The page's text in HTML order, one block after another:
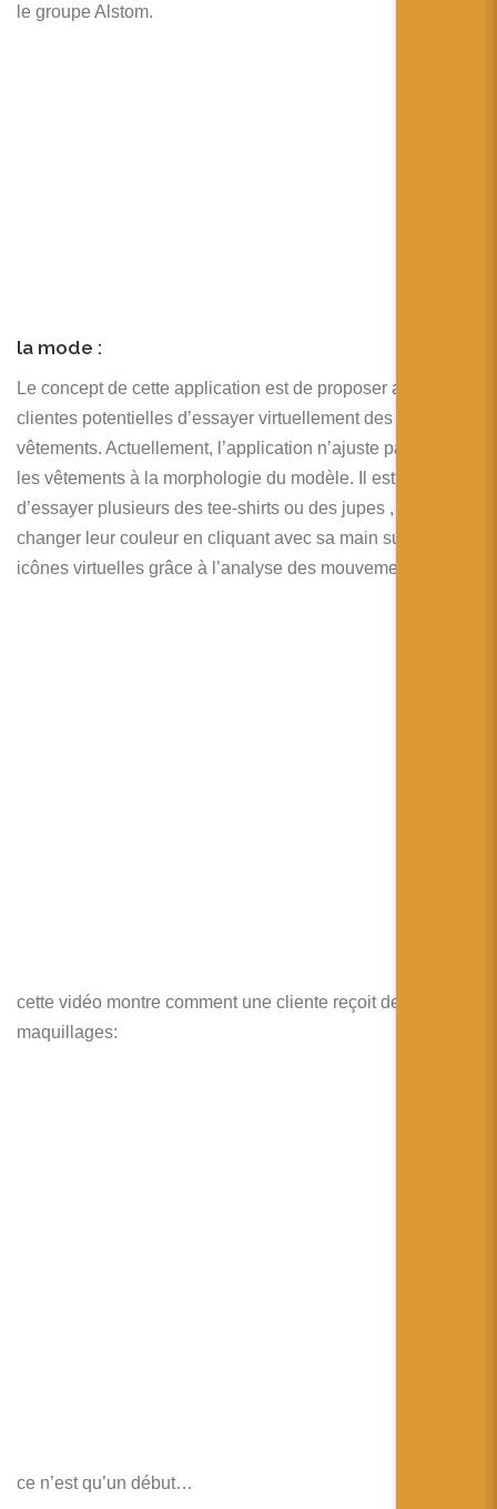
le groupe Alstom.
la mode :
Le concept de cette application est de proposer aux futures
clientes potentielles d’essayer virtuellement des
vêtements. Actuellement, l’application n’ajuste pas encore
les vêtements à la morphologie du modèle. Il est possible
d’essayer plusieurs des tee-shirts ou des jupes , de
changer leur couleur en cliquant avec sa main sur des
icônes virtuelles grâce à l’analyse des mouvements.
cette vidéo montre comment une cliente reçoit des conseils
maquillages:
ce n’est qu’un début…